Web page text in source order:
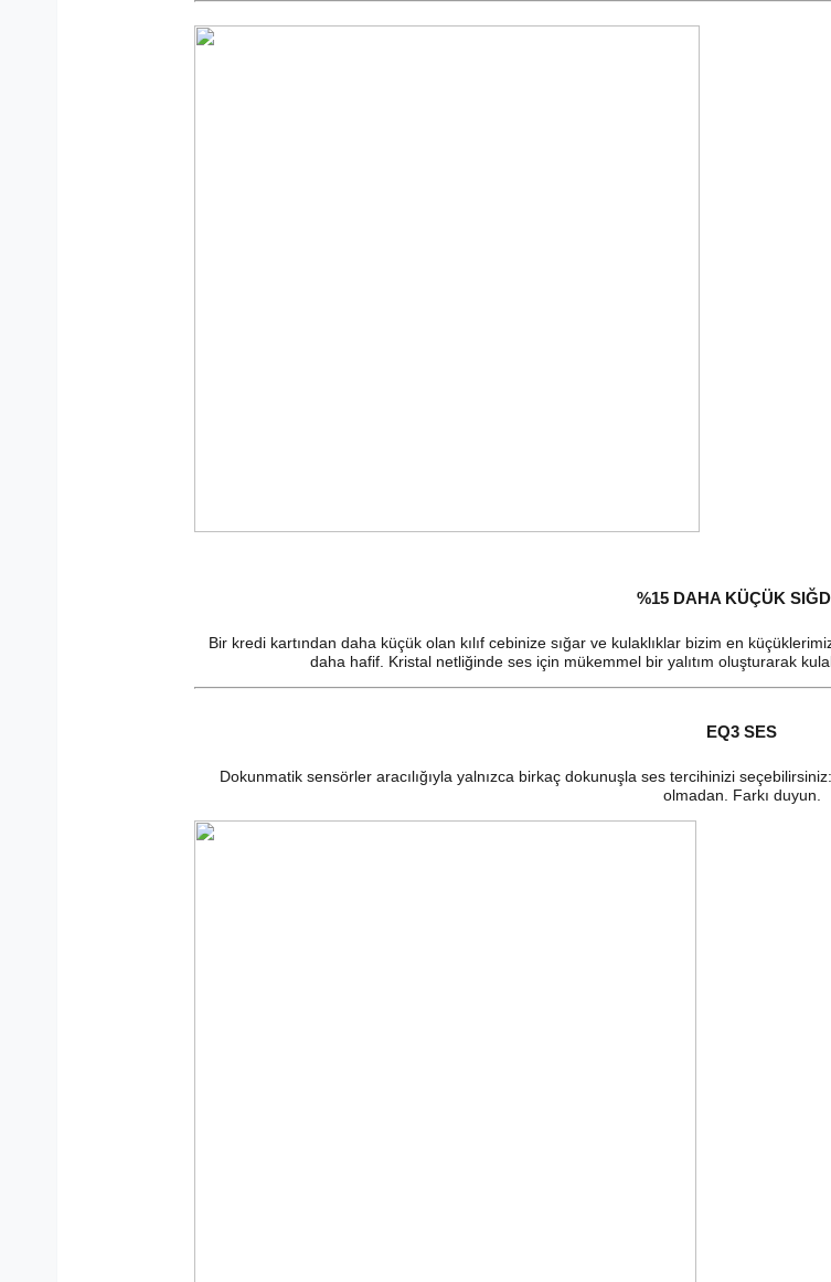
%15 DAHA KÜÇÜK
Bir kredi kartından daha küçük olan kılıf cebinize sığar ve kulaklıklar bizim en
daha hafif. Kristal netliğinde ses için mükemmel bir yalıtım oluşturarak
EQ3 SES
Dokunmatik sensörler aracılığıyla yalnızca birkaç dokunuşla ses tercihinizi
olmadan. Farkı duyun.